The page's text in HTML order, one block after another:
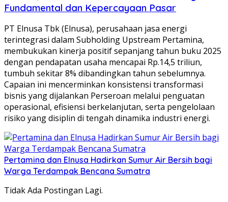
Fundamental dan Kepercayaan Pasar
PT Elnusa Tbk (Elnusa), perusahaan jasa energi
terintegrasi dalam Subholding Upstream Pertamina,
membukukan kinerja positif sepanjang tahun buku 2025
dengan pendapatan usaha mencapai Rp.14,5 triliun,
tumbuh sekitar 8% dibandingkan tahun sebelumnya.
Capaian ini mencerminkan konsistensi transformasi
bisnis yang dijalankan Perseroan melalui penguatan
operasional, efisiensi berkelanjutan, serta pengelolaan
risiko yang disiplin di tengah dinamika industri energi.
Pertamina dan Elnusa Hadirkan Sumur Air Bersih bagi
Warga Terdampak Bencana Sumatra
Tidak Ada Postingan Lagi.